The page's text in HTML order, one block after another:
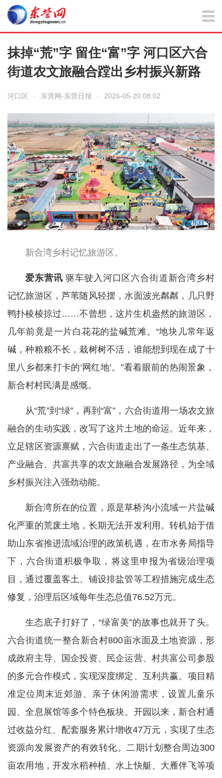
抹掉“荒”字 留住“富”字 河口区六合
街道农文旅融合蹚出乡村振兴新路
河口区 · 东营网-东营日报 · 2026-05-20 08:02
新合湾乡村记忆旅游区。
爱东营讯 驱车驶入河口区六合街道新合湾乡村
记忆旅游区，芦苇随风轻摆，水面波光粼粼，几只野
鸭扑棱棱掠过……不曾想，这片生机盎然的旅游区，
几年前竟是一片白花花的盐碱荒滩。“地块儿常年返
碱，种粮粮不长，栽树树不活，谁能想到现在成了十
里八乡都来打卡的‘网红地’。”看着眼前的热闹景象，
新合村村民满是感慨。
从“荒”到“绿”，再到“富”，六合街道用一场农文旅
融合的生动实践，改写了这片土地的命运。近年来，
立足辖区资源禀赋，六合街道走出了一条生态筑基、
产业融合、共富共享的农文旅融合发展路径，为全域
乡村振兴注入强劲动能。
新合湾所在的位置，原是草桥沟小流域一片盐碱
化严重的荒废土地，长期无法开发利用。转机始于借
助山东省推进流域治理的政策机遇，在市水务局指导
下，六合街道积极争取，将这里申报为省级治理项
目，通过覆盖客土、铺设排盐管等工程措施完成生态
修复，治理后区域每年生态总值76.52万元。
生态底子打好了，“绿富美”的故事也就开了头。
六合街道统一整合新合村800亩水面及土地资源，形
成政府主导、国企投资、民企运营、村共富公司参股
的多元合作模式，实现深度绑定、互利共赢。项目精
准定位周末近郊游、亲子休闲游需求，设置儿童乐
园、全息展馆等多个特色板块。开园以来，新合村通
过收益分红、配套服务累计增收47万元，实现了生态
资源向发展资产的有效转化。二期计划整合周边300
亩农用地，开发水稻种植、水上快艇、大雁伴飞等项